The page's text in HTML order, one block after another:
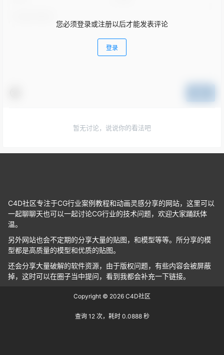
您必须登录或注册以后才能发表评论
登录
暂无讨论，说说你的看法吧
C4D社区专注于CG行业案例教程和动画灵感分享的网站，这里可以
一起聊聊天也可以一起讨论CG行业的技术问题，欢迎大家踊跃体
温。
另外网站也会不定期的分享大量的贴图，和模型等等。所分享的模
型都是高质量的模型和优质的贴图。
还会分享大量破解的软件资源，由于版权问题，有些内容会被屏蔽
掉，这时可以在圈子当中提问，看到我都会补充一下链接。
Copyright © 2026 C4D社区
查询 12 次，耗时 0.0888 秒